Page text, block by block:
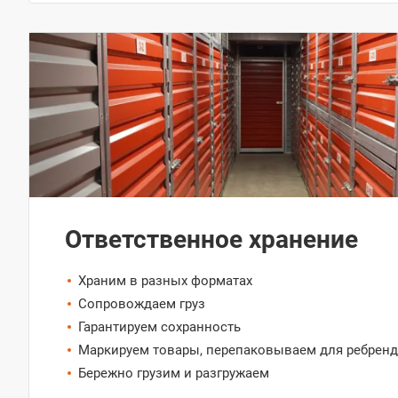
Ответственное хранение
Храним в разных форматах
Сопровождаем груз
Гарантируем сохранность
Маркируем товары, перепаковываем для
Бережно грузим и разгружаем